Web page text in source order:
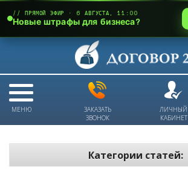
МЕНЮ
ЗАКАЗАТЬ
ЗВОНОК
ЛИЧНЫЙ
КАБИНЕТ
Категории статей:
// ПРЯМОЙ ЭФИР · 6 АВГУСТА, 11:00
Новые штрафы для бизнеса?